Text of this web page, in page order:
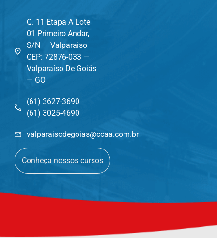
Q. 11 Etapa A Lote
01 Primeiro Andar,
S/N — Valparaiso —
CEP: 72876-033 —
Valparaíso De Goiás
— GO
(61) 3627-3690
(61) 3025-4690
valparaisodegoias@ccaa.com.br
Conheça nossos cursos